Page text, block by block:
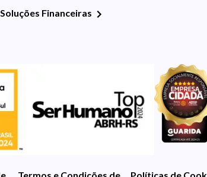
Soluções Financeiras
Termos e Condições de UsoPolíticas de